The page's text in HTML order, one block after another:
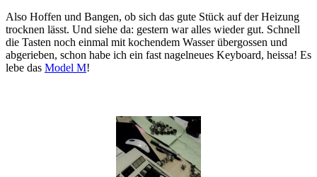
Also Hoffen und Bangen, ob sich das gute Stück auf der Heizung
trocknen lässt. Und siehe da: gestern war alles wieder gut. Schnell
die Tasten noch einmal mit kochendem Wasser übergossen und
abgerieben, schon habe ich ein fast nagelneues Keyboard, heissa! Es
lebe das Model M!